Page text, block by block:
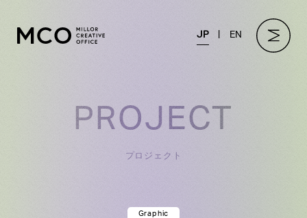
JP EN
PROJECT
プロジェクト
Graphic